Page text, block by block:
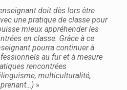
doit dès lors être
une pratique de classe pour
mieux appréhender les
en classe. Grâce à ce
pourra continuer à
au fur et à mesure
rencontrées
multiculturalité,
»